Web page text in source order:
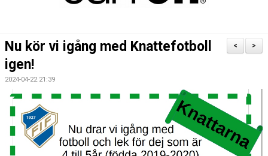
MATCHER FOTBOLL
FOTBOLLSEKTIONEN
ADRESS
LÄNKAR
DOKUMENT
>
<
Nu kör vi igång med Knattefotboll
igen!
2024-04-22 21:39